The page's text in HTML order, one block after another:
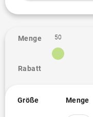
Menge
Rabatt
50
Größe Menge